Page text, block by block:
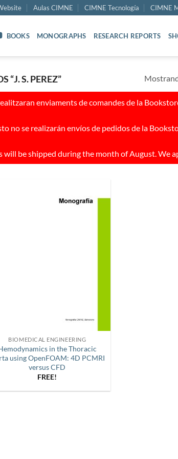
Aulas CIMNE CIMNE Tecnología CIMNE
BOOKS MONOGRAPHS RESEARCH REPORTS
“J. S. PEREZ”
enviaments de comandes de la
no se realizarán envíos de pedidos de la
be shipped during the month of August. We
BIOMEDICAL ENGINEERING
in the Thoracic
using OpenFOAM: 4D PCMRI
versus CFD
FREE!